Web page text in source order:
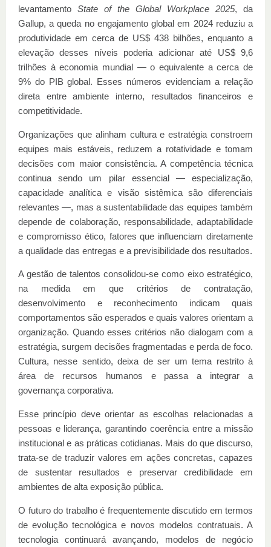
levantamento State of the Global Workplace 2025, da
Gallup, a queda no engajamento global em 2024 reduziu a
produtividade em cerca de US$ 438 bilhões, enquanto a
elevação desses níveis poderia adicionar até US$ 9,6
trilhões à economia mundial — o equivalente a cerca de
9% do PIB global. Esses números evidenciam a relação
direta entre ambiente interno, resultados financeiros e
competitividade.
Organizações que alinham cultura e estratégia constroem
equipes mais estáveis, reduzem a rotatividade e tomam
decisões com maior consistência. A competência técnica
continua sendo um pilar essencial — especialização,
capacidade analítica e visão sistêmica são diferenciais
relevantes —, mas a sustentabilidade das equipes também
depende de colaboração, responsabilidade, adaptabilidade
e compromisso ético, fatores que influenciam diretamente
a qualidade das entregas e a previsibilidade dos resultados.
A gestão de talentos consolidou-se como eixo estratégico,
na medida em que critérios de contratação,
desenvolvimento e reconhecimento indicam quais
comportamentos são esperados e quais valores orientam a
organização. Quando esses critérios não dialogam com a
estratégia, surgem decisões fragmentadas e perda de foco.
Cultura, nesse sentido, deixa de ser um tema restrito à
área de recursos humanos e passa a integrar a
governança corporativa.
Esse princípio deve orientar as escolhas relacionadas a
pessoas e liderança, garantindo coerência entre a missão
institucional e as práticas cotidianas. Mais do que discurso,
trata-se de traduzir valores em ações concretas, capazes
de sustentar resultados e preservar credibilidade em
ambientes de alta exposição pública.
O futuro do trabalho é frequentemente discutido em termos
de evolução tecnológica e novos modelos contratuais. A
tecnologia continuará avançando, modelos de negócio